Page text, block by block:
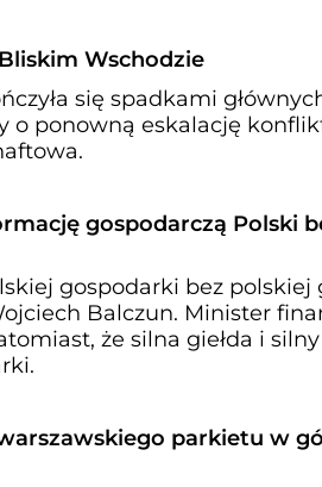
Wschodzie
się spadkami
o ponowną eskalację
gospodarczą Polski
gospodarki bez polskiej
Balczun. Minister
że silna giełda i
parkietu w